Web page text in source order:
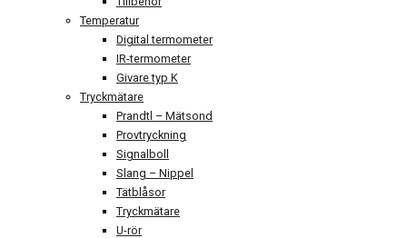
Temperatur
Digital termometer
IR-termometer
Givare typ K
Tryckmätare
Prandtl – Mätsond
Provtryckning
Signalboll
Slang – Nippel
Tätblåsor
Tryckmätare
U-rör